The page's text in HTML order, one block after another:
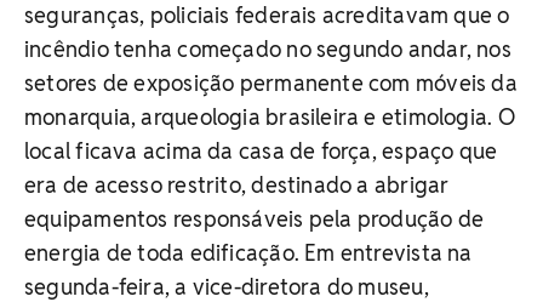
seguranças, policiais federais acreditavam que o
incêndio tenha começado no segundo andar, nos
setores de exposição permanente com móveis da
monarquia, arqueologia brasileira e etimologia. O
local ficava acima da casa de força, espaço que
era de acesso restrito, destinado a abrigar
equipamentos responsáveis pela produção de
energia de toda edificação. Em entrevista na
segunda-feira, a vice-diretora do museu,